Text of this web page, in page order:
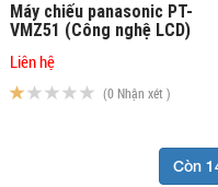
Máy chiếu panasonic PT-
VMZ51 (Công nghệ LCD)
Liên hệ
(0 Nhận xét )
Còn